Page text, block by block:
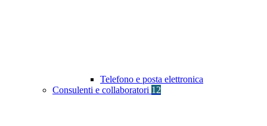
Telefono e posta elettronica
Consulenti e collaboratori 12